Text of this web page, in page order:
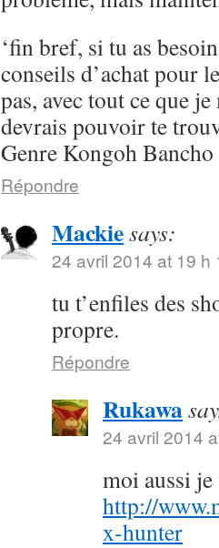
‘fin bref, si tu as
conseils d’achat pour
pas, avec tout ce que
devrais pouvoir te
Genre Kongoh Bancho
Répondre
Mackiesays:
24 avril 2014 at 19 h
tu t’enfiles des
propre.
Répondre
Rukawa
24 avril 2014
moi aussi
http://
x-hunter